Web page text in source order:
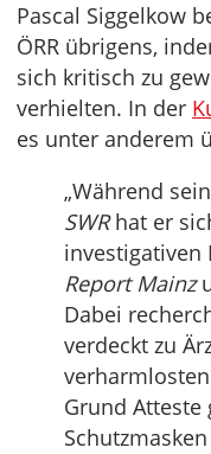
Pascal Siggelkow
ÖRR übrigens,
sich kritisch zu
verhielten. In der
es unter anderem
„Während
SWRhat er
investigativen
Report Mainz
Dabei
verdeckt zu
Grund Atteste